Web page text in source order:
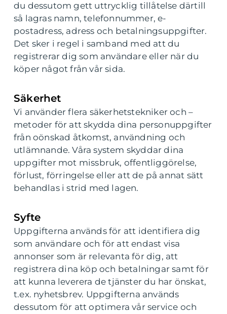
du dessutom gett uttrycklig tillåtelse därtill
så lagras namn, telefonnummer, e-
postadress, adress och betalningsuppgifter.
Det sker i regel i samband med att du
registrerar dig som användare eller när du
köper något från vår sida.
Säkerhet
Vi använder flera säkerhetstekniker och –
metoder för att skydda dina personuppgifter
från oönskad åtkomst, användning och
utlämnande. Våra system skyddar dina
uppgifter mot missbruk, offentliggörelse,
förlust, förringelse eller att de på annat sätt
behandlas i strid med lagen.
Syfte
Uppgifterna används för att identifiera dig
som användare och för att endast visa
annonser som är relevanta för dig, att
registrera dina köp och betalningar samt för
att kunna leverera de tjänster du har önskat,
t.ex. nyhetsbrev. Uppgifterna används
dessutom för att optimera vår service och